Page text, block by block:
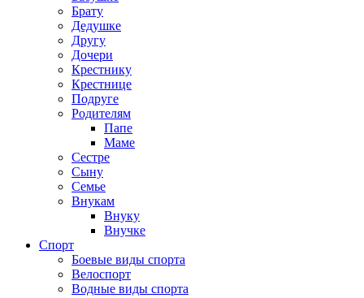
Брату
Дедушке
Другу
Дочери
Крестнику
Крестнице
Подруге
Родителям
Папе
Маме
Сестре
Сыну
Семье
Внукам
Внуку
Внучке
Спорт
Боевые виды спорта
Велоспорт
Водные виды спорта